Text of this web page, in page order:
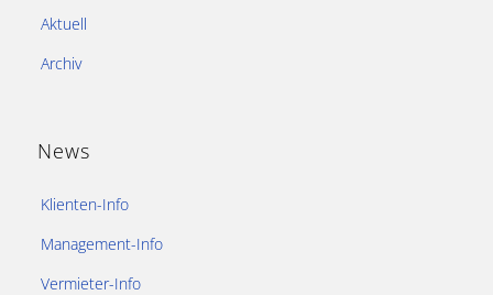
Aktuell
Archiv
News
Klienten-Info
Management-Info
Vermieter-Info